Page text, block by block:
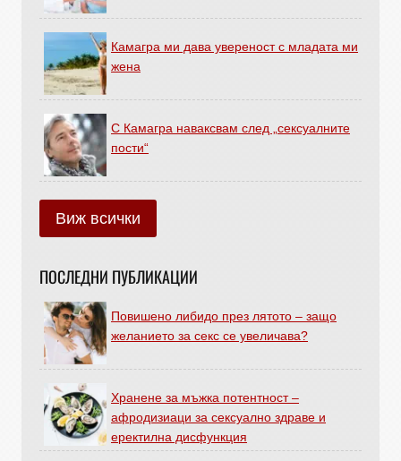
Камагра ми дава увереност с младата ми
жена
С Камагра наваксвам след „сексуалните
пости“
Виж всички
ПОСЛЕДНИ ПУБЛИКАЦИИ
Повишено либидо през лятото – защо
желанието за секс се увеличава?
Хранене за мъжка потентност –
афродизиаци за сексуално здраве и
еректилна дисфункция